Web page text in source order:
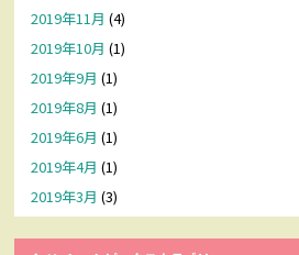
2019年11月 (4)
2019年10月 (1)
2019年9月 (1)
2019年8月 (1)
2019年6月 (1)
2019年4月 (1)
2019年3月 (3)